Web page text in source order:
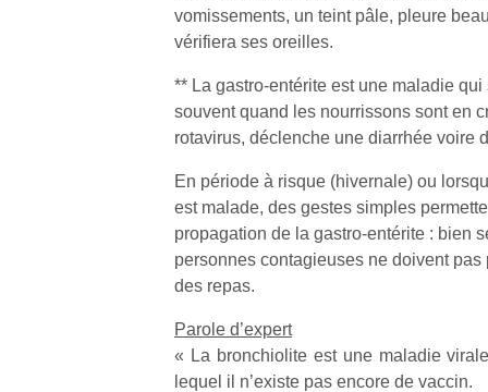
vomissements, un teint pâle, pleure
vérifiera ses oreilles.
** La gastro-entérite est une maladie qui
souvent quand les nourrissons sont en
rotavirus, déclenche une diarrhée voire
En période à risque (hivernale) ou
est malade, des gestes simples
propagation de la gastro-entérite : bien
personnes contagieuses ne doivent
des repas.
Parole d’expert
« La bronchiolite est une maladie
lequel il n’existe pas encore de vaccin.